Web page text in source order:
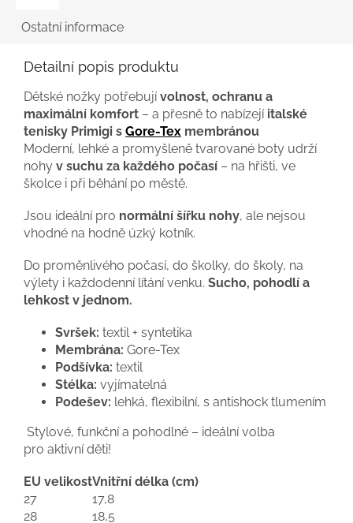
Ostatní informace
Detailní popis produktu
Dětské nožky potřebujívolnost, ochranu a
maximální komfort – a přesně to nabízejí italské
tenisky Primigi s Gore-Tex membránou
Moderní, lehké a promyšleně tvarované boty udrží
nohy v suchu za každého počasí – na hřišti, ve
školce i při běhání po městě.
Jsou ideální pro normální šířku nohy, ale nejsou
vhodné na hodně úzký kotník.
Do proměnlivého počasí, do školky, do školy, na
výlety i každodenní lítání venku. Sucho, pohodlí a
lehkost v jednom.
Svršek: textil + syntetika
Membrána: Gore-Tex
Podšívka: textil
Stélka: vyjímatelná
Podešev: lehká, flexibilní, s antishock tlumením
Stylové, funkční a pohodlné – ideální volba
pro aktivní děti!
EU velikostVnitřní délka (cm)
27
17,8
28
18,5